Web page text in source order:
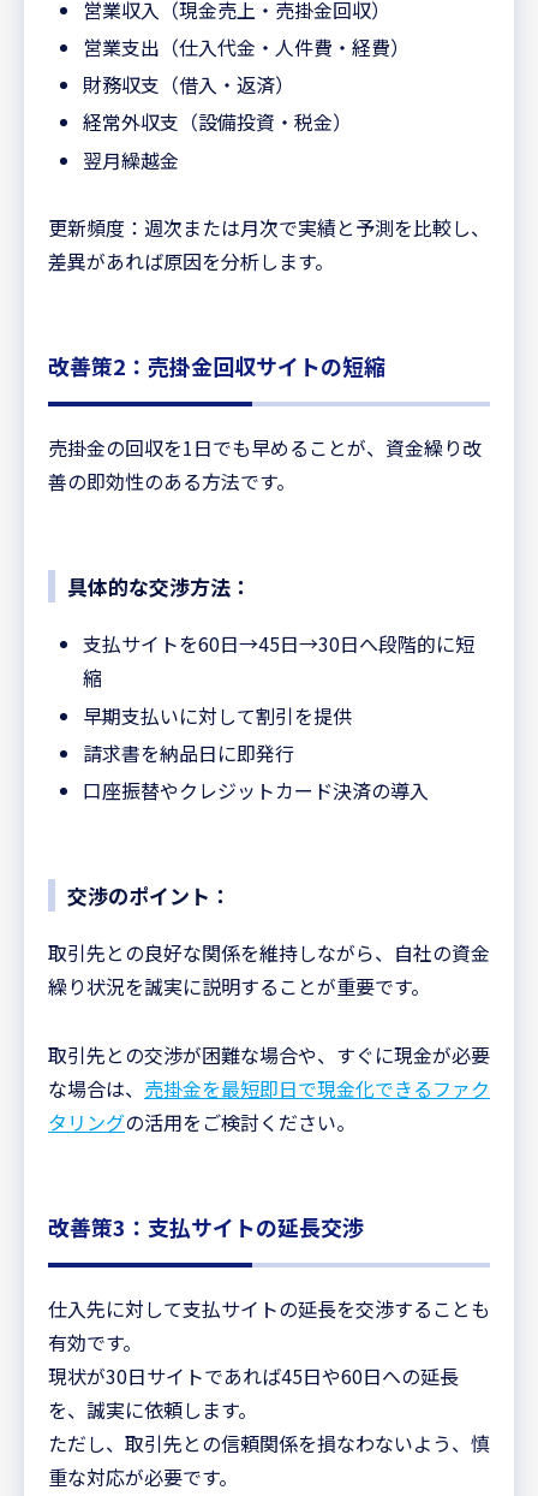
営業収入（現金売上・売掛金回収）
営業支出（仕入代金・人件費・経費）
財務収支（借入・返済）
経常外収支（設備投資・税金）
翌月繰越金
更新頻度：週次または月次で実績と予測を比較し、
差異があれば原因を分析します。
改善策2：売掛金回収サイトの短縮
売掛金の回収を1日でも早めることが、資金繰り改
善の即効性のある方法です。
具体的な交渉方法：
支払サイトを60日→45日→30日へ段階的に短
縮
早期支払いに対して割引を提供
請求書を納品日に即発行
口座振替やクレジットカード決済の導入
交渉のポイント：
取引先との良好な関係を維持しながら、自社の資金
繰り状況を誠実に説明することが重要です。
取引先との交渉が困難な場合や、すぐに現金が必要
な場合は、 売掛金を最短即日で現金化できるファク
タリングの活用をご検討ください。
改善策3：支払サイトの延長交渉
仕入先に対して支払サイトの延長を交渉することも
有効です。
現状が30日サイトであれば45日や60日への延長
を、誠実に依頼します。
ただし、取引先との信頼関係を損なわないよう、慎
重な対応が必要です。